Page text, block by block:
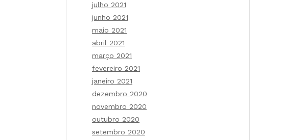
julho 2021
junho 2021
maio 2021
abril 2021
março 2021
fevereiro 2021
janeiro 2021
dezembro 2020
novembro 2020
outubro 2020
setembro 2020